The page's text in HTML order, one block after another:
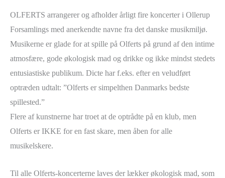
OLFERTS arrangerer og afholder årligt fire koncerter i Ollerup
Forsamlings med anerkendte navne fra det danske musikmiljø.
Musikerne er glade for at spille på Olferts på grund af den intime
atmosfære, gode økologisk mad og drikke og ikke mindst stedets
entusiastiske publikum. Dicte har f.eks. efter en veludført
optræden udtalt: ”Olferts er simpelthen Danmarks bedste
spillested.”
Flere af kunstnerne har troet at de optrådte på en klub, men
Olferts er IKKE for en fast skare, men åben for alle
musikelskere.
Til alle Olferts-koncerterne laves der lækker økologisk mad, som